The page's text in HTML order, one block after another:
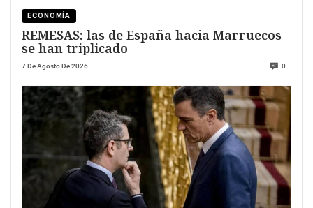
ECONOMÍA
REMESAS: las de España hacia Marruecos
se han triplicado
7 De Agosto De 2026 0